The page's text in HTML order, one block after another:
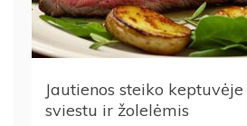
Jautienos steiko
sviestu ir žolelėmis